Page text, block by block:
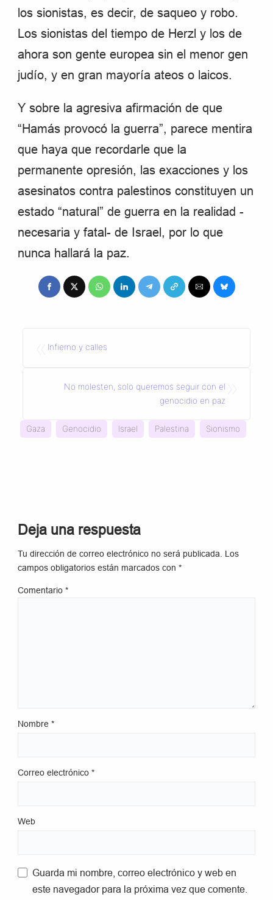
los sionistas, es decir, de saqueo y robo.
Los sionistas del tiempo de Herzl y los de
ahora son gente europea sin el menor gen
judío, y en gran mayoría ateos o laicos.
Y sobre la agresiva afirmación de que
“Hamás provocó la guerra”, parece mentira
que haya que recordarle que la
permanente opresión, las exacciones y los
asesinatos contra palestinos constituyen un
estado “natural” de guerra en la realidad -
necesaria y fatal- de Israel, por lo que
nunca hallará la paz.
Infierno y calles
No molesten, solo queremos seguir con el
genocidio en paz
Gaza Genocidio Israel Palestina Sionismo
Deja una respuesta
Tu dirección de correo electrónico no será publicada. Los
campos obligatorios están marcados con*
Comentario*
Nombre*
Correo electrónico*
Web
Guarda mi nombre, correo electrónico y web en
este navegador para la próxima vez que comente.